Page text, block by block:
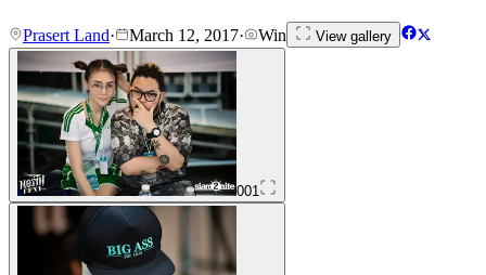
Prasert Land· March 12, 2017· Win View gallery
001